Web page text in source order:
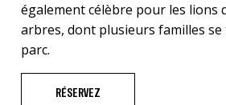
également célèbre pour les lions
arbres, dont plusieurs familles
parc.
RÉSERVEZ